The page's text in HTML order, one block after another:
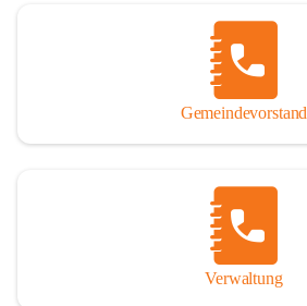
Gemeindevorstand
Verwaltung